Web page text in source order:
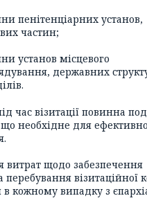
пенітенціарних установ,
частин;
установ місцевого
державних
час візитації повинна
необхідне для
витрат щодо забезпечення
перебування візитаційної
в кожному випадку з